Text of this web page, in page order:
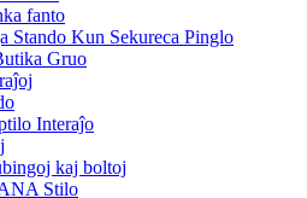
fanto
Stando Kun Sekureca Pinglo
Gruo
Interaĵo
kaj boltoj
Stilo